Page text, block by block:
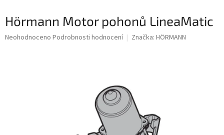
Hörmann Motor pohonů LineaMatic
Průměrné
Neohodnoceno Podrobnosti hodnocení Značka: HÖRMANN